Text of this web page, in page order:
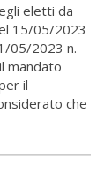
eletti da
15/05/2023
05/2023 n.
mandato
il
che